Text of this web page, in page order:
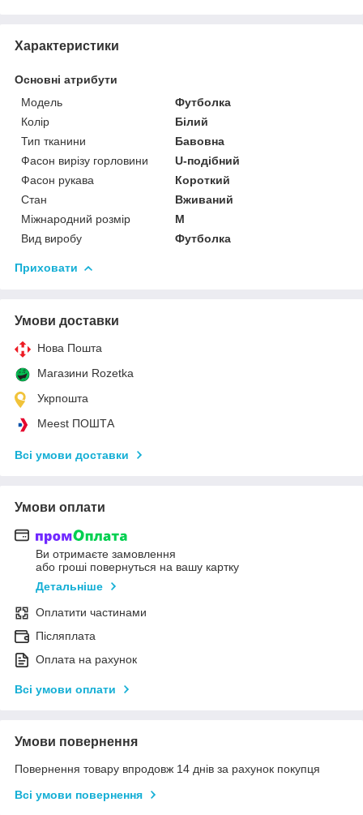
Характеристики
Основні атрибути
Модель
Футболка
Колір
Білий
Тип тканини
Бавовна
Фасон вирізу горловини
U-подібний
Фасон рукава
Короткий
Стан
Вживаний
Міжнародний розмір
M
Вид виробу
Футболка
Приховати
Умови доставки
Нова Пошта
Магазини Rozetka
Укрпошта
Meest ПОШТА
Всі умови доставки
Умови оплати
Ви отримаєте замовлення
або гроші повернуться на вашу картку
Детальніше
Оплатити частинами
Післяплата
Оплата на рахунок
Всі умови оплати
Умови повернення
Повернення товару впродовж 14 днів за рахунок покупця
Всі умови повернення